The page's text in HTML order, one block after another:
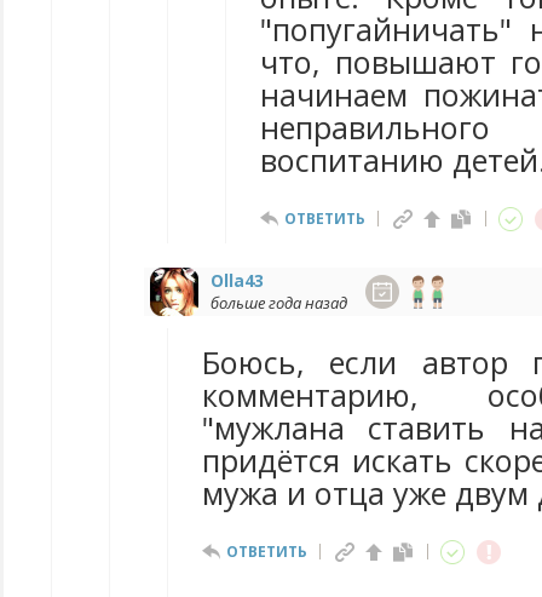
что, повышают
начинаем
воспитанию
ОТВЕТИТЬ
Olla43
больше года назад
Боюсь, если автор
комментарию,
"мужлана ставить
придётся искать
мужа и отца уже двум
ОТВЕТИТЬ